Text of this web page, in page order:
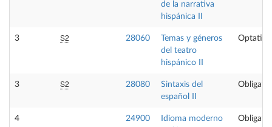
de la narrativa
hispánica II
3 S2 28060
Temas y géneros
del teatro
hispánico II
Optativa
3 S2 28080
Sintaxis del
español II
4 24900
Idioma moderno